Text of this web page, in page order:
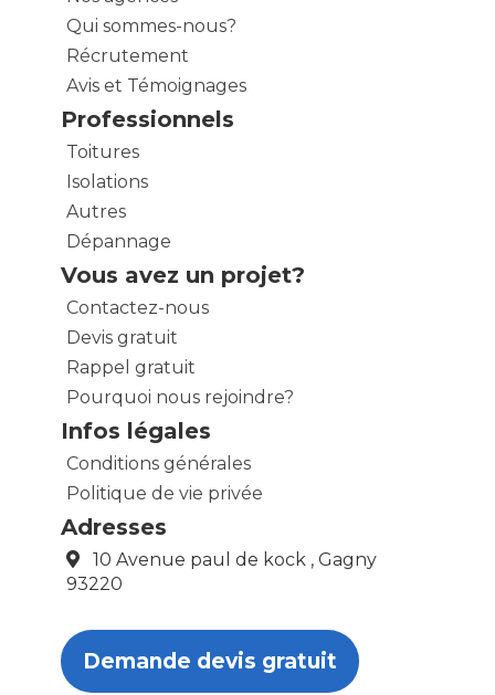
Qui sommes-nous?
Récrutement
Avis et Témoignages
Professionnels
Toitures
Isolations
Autres
Dépannage
Vous avez un projet?
Contactez-nous
Devis gratuit
Rappel gratuit
Pourquoi nous rejoindre?
Infos légales
Conditions générales
Politique de vie privée
Adresses
10 Avenue paul de kock , Gagny
93220
Demande devis gratuit